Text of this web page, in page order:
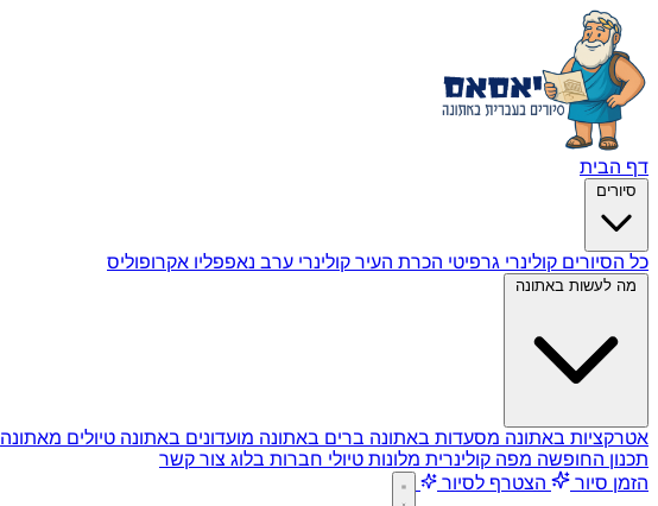
דף הבית
סיורים
כל הסיורים קולינרי גרפיטי הכרת העיר קולינרי ערב נאפפליו אקרופוליס
מה לעשות באתונה
אטרקציות באתונה מסעדות באתונה ברים באתונה מועדונים באתונה טיולים מאתונה
תכנון החופשה מפה קולינרית מלונות טיולי חברות בלוג צור קשר
הזמן סיור
הצטרף לסיור